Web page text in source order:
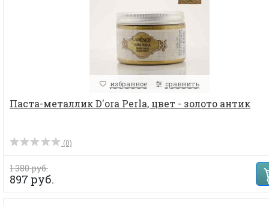
избранное сравнить
Паста-металлик D'ora Perla, цвет - золото антик
(0)
1 380 руб.
897 руб.